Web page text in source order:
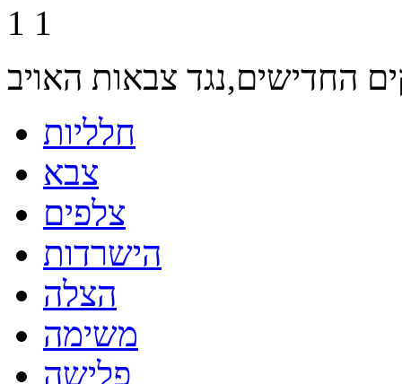
1 1
חלליות
צבא
צלפים
הישרדות
הצלה
משימה
פלישה